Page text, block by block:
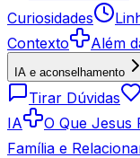
Curiosidades
Contexto
Além
IA e aconselhamento
Tirar Dúvidas
IA
O Que Jesus
Família e